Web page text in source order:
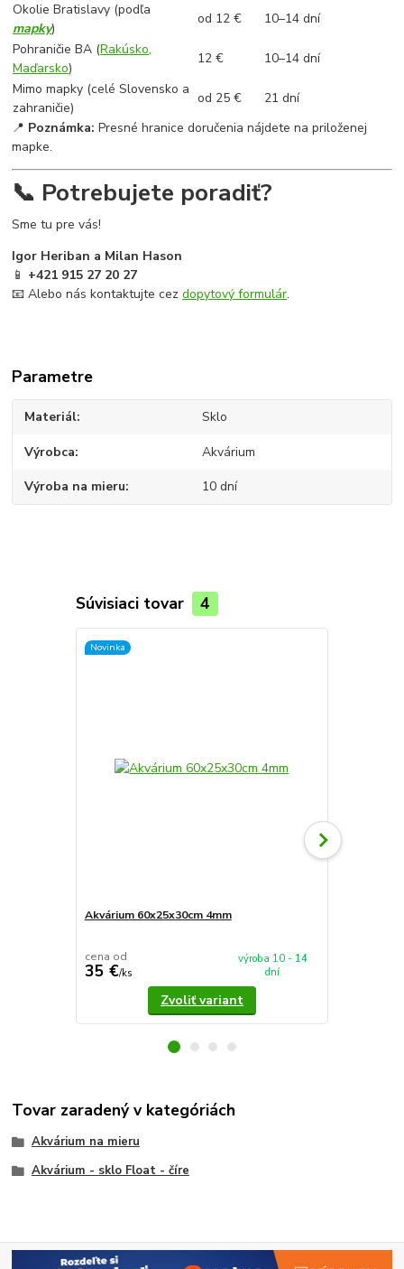
Okolie Bratislavy (podľa
mapky)
od 12 €
10–14 dní
Pohraničie BA (Rakúsko,
Maďarsko)
12 €
10–14 dní
Mimo mapky (celé Slovensko a
zahraničie)
od 25 €
21 dní
📍 Poznámka: Presné hranice doručenia nájdete na priloženej
mapke.
📞 Potrebujete poradiť?
Sme tu pre vás!
Igor Heriban a Milan Hason
📱 +421 915 27 20 27
📧 Alebo nás kontaktujte cezdopytový formulár.
Parametre
Materiál Sklo
Výrobca Akvárium
Výroba na mieru 10 dní
Súvisiaci tovar 4
Novinka
Akvárium 60x25x30cm 4mm
cena od
35 €/ks
výroba 10 - 14
dní
Zvoliť variant
Tovar zaradený v kategóriách
Akvárium na mieru
Akvárium - sklo Float - číre